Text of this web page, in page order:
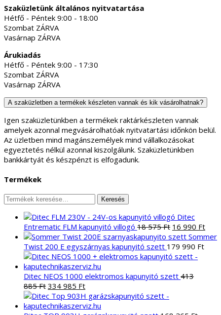
Szaküzletünk általános nyitvatartása
Hétfő - Péntek 9:00 - 18:00
Szombat ZÁRVA
Vasárnap ZÁRVA
Árukiadás
Hétfő - Péntek 9:00 - 17:30
Szombat ZÁRVA
Vasárnap ZÁRVA
A szaküzletben a termékek készleten vannak és kik vásárolhatnak?
Igen szaküzletünkben a termékek raktárkészleten vannak
amelyek azonnal megvásárolhatóak nyitvatartási időnkön belül.
Az üzletben mind magánszemélyek mind vállalkozásokat
egyeztetés nélkül azonnal kiszolgálunk. Szaküzletünkben
bankkártyát és készpénzt is elfogadunk.
Termékek
Keresés
következőre:
Keresés
Ditec
Entrematic FLM kapunyitó villogó 18 575Ft Original
price
was:
18
16 990 Ft
price
Sommer
Twist 200 E egyszárnyas kapunyitó szett 179 990 Ft
Ditec NEOS 1000 elektromos kapunyitó szett 413
885Ft Original
price
was:
334 985 FtCurrent
price
is: